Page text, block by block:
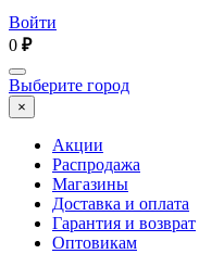
Войти
0 ₽
Выберите город
×
Акции
Распродажа
Магазины
Доставка и оплата
Гарантия и возврат
Оптовикам